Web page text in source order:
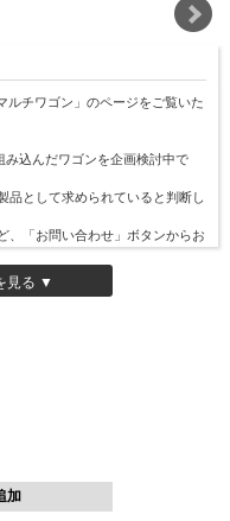
ルチワゴン」のページをご覧いた
込んだワゴンを企画検討中で
品として求められていると判断し
、「お問い合わせ」ボタンからお
とは
せた製品のブランドです。
。
見る ▼